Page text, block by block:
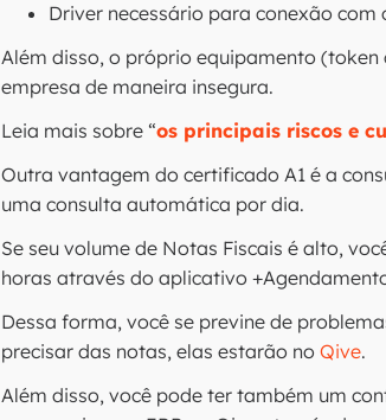
Driver necessário para conexão
Além disso, o próprio equipamento
empresa de maneira insegura.
Leia mais sobre “os principais riscos e
Outra vantagem do certificado A1 é a
uma consulta automática por dia.
Se seu volume de Notas Fiscais é alto,
horas através do aplicativo
Dessa forma, você se previne de
precisar das notas, elas estarão no Qive.
Além disso, você pode ter também um